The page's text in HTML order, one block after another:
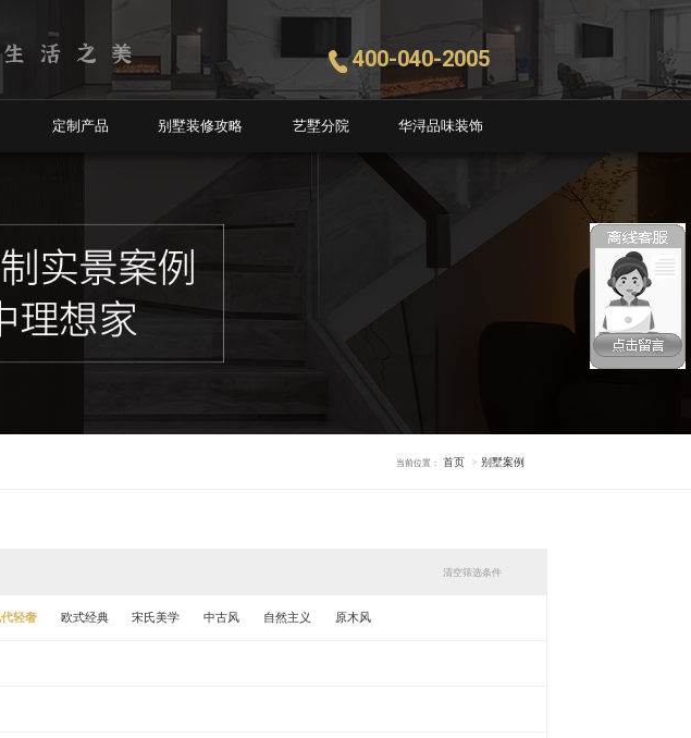
400-040-2005
定制产品 别墅装修攻略 艺墅分院 华浔品味装饰
当前位置： 首页 别墅案例
清空筛选条件
轻奢 欧式经典 宋氏美学 中古风 自然主义 原木风